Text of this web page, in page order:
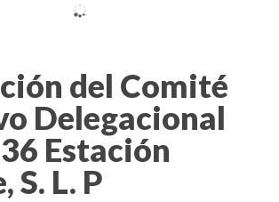
del Comité
Delegacional
Estación
S. L. P